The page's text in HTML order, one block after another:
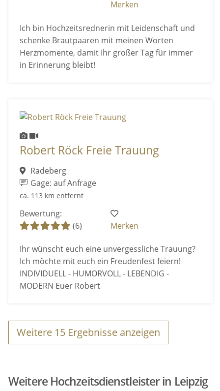
Merken
Ich bin Hochzeitsrednerin mit Leidenschaft und
schenke Brautpaaren mit meinen Worten
Herzmomente, damit Ihr großer Tag für immer
in Erinnerung bleibt!
Robert Röck Freie Trauung
Radeberg
Gage: auf Anfrage
ca. 113 km entfernt
Bewertung:
(6)
Merken
Ihr wünscht euch eine unvergessliche Trauung?
Ich möchte mit euch ein Freudenfest feiern!
INDIVIDUELL - HUMORVOLL - LEBENDIG -
MODERN Euer Robert
Weitere 15 Ergebnisse anzeigen
Weitere Hochzeitsdienstleister in Leipzig